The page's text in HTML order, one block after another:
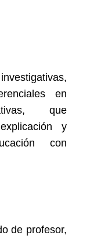
en
que
y
con
de profesor,